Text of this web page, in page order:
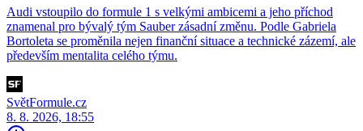
Audi vstoupilo do formule 1 s velkými ambicemi a jeho příchod
znamenal pro bývalý tým Sauber zásadní změnu. Podle Gabriela
Bortoleta se proměnila nejen finanční situace a technické zázemí, ale
především mentalita celého týmu.
SvětFormule.cz
8. 8. 2026, 18:55